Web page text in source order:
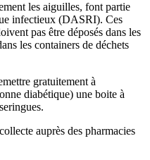
les aiguilles, font partie
infectieux (DASRI). Ces
pas être déposés dans les
les containers de déchets
gratuitement à
diabétique) une boite à
auprès des pharmacies